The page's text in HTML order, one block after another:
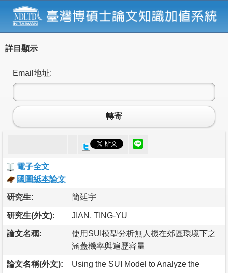
詳目顯示
Email地址:
轉寄
電子全文
國圖紙本論文
研究生: 簡廷宇
研究生(外文): JIAN, TING-YU
論文名稱:
使用SUI模型分析無人機在郊區環境下之
涵蓋機率與遍歷容量
論文名稱(外文):
Using the SUI Model to Analyze the